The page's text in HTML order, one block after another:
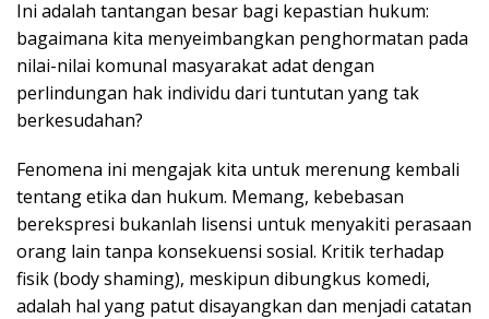
Ini adalah tantangan besar bagi kepastian hukum:
bagaimana kita menyeimbangkan penghormatan pada
nilai-nilai komunal masyarakat adat dengan
perlindungan hak individu dari tuntutan yang tak
berkesudahan?
Fenomena ini mengajak kita untuk merenung kembali
tentang etika dan hukum. Memang, kebebasan
berekspresi bukanlah lisensi untuk menyakiti perasaan
orang lain tanpa konsekuensi sosial. Kritik terhadap
fisik (body shaming), meskipun dibungkus komedi,
adalah hal yang patut disayangkan dan menjadi catatan